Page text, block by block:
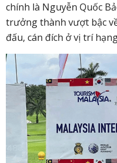
chính là Nguyễn Quốc
trưởng thành vượt bậc
đấu, cán đích ở vị trí